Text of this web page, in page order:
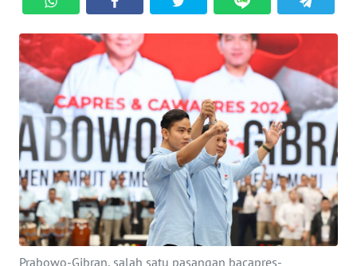
Prabowo-Gibran, salah satu pasangan bacapres-
EKUIN
SAINS-TEKNO
KESEHATAN
INTERNASIONAL
SERBA-SERBI
PENDIDIKAN